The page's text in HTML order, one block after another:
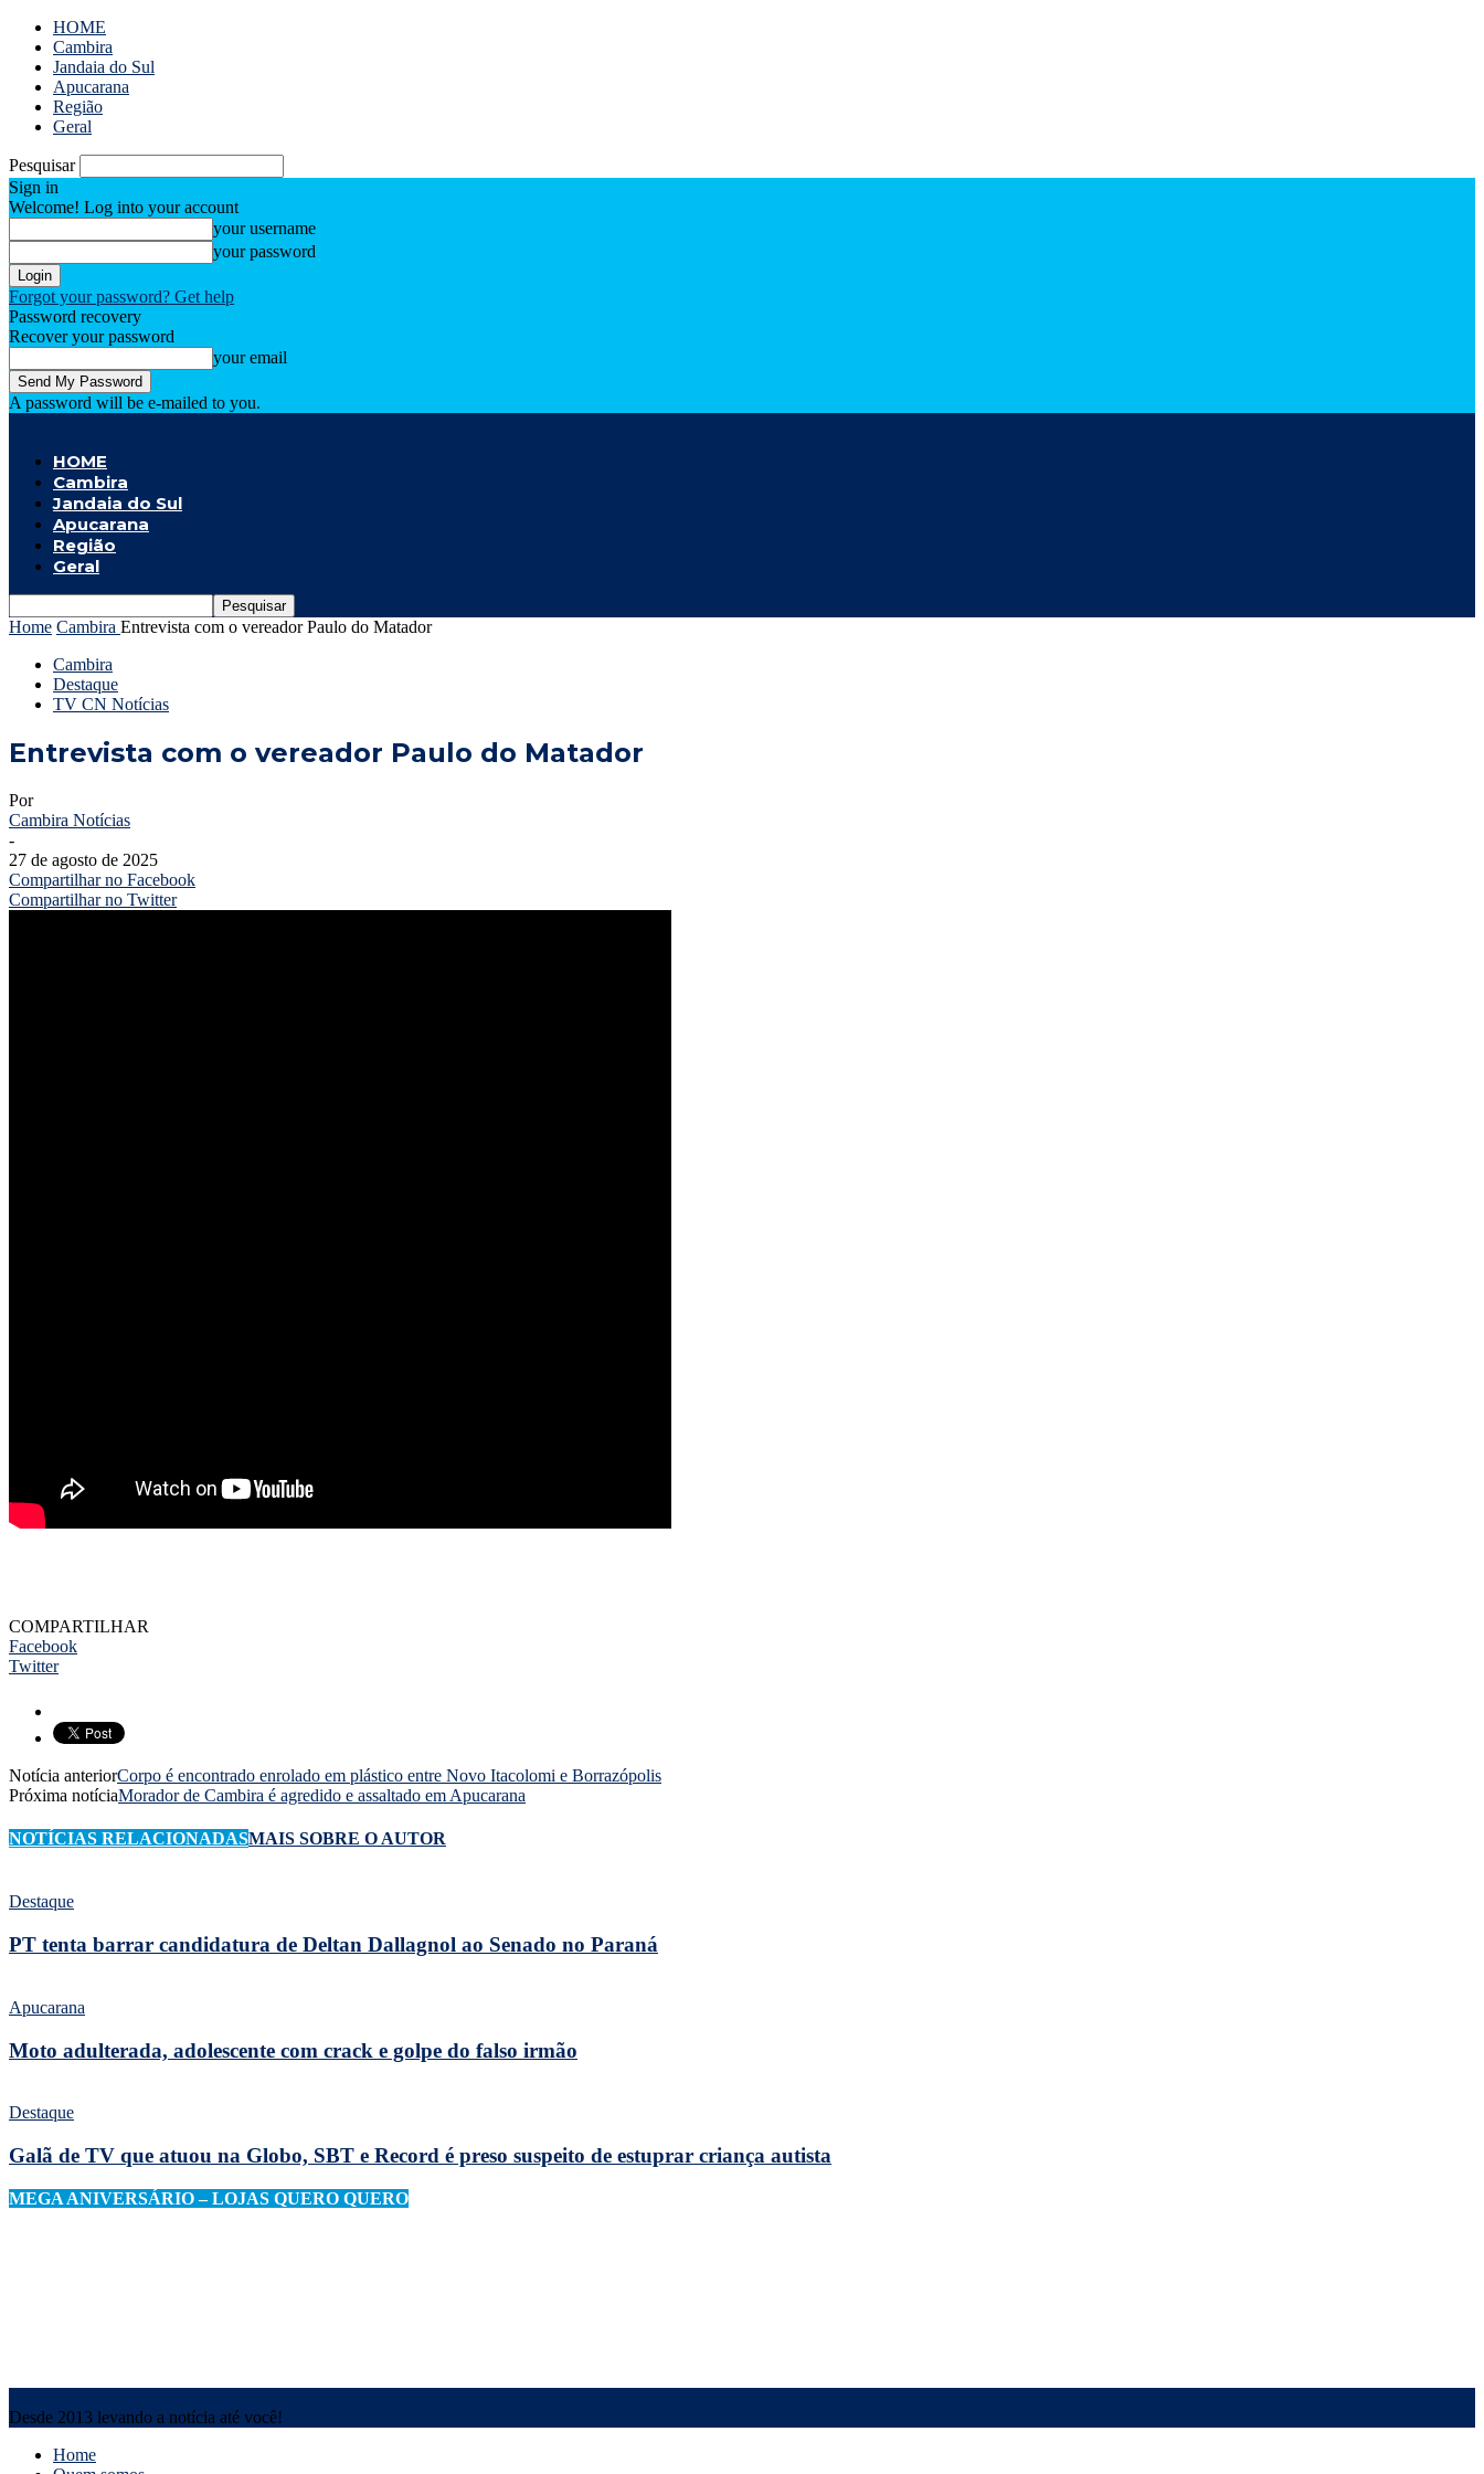
HOME
Cambira
Jandaia do Sul
Apucarana
Região
Geral
Pesquisar
Sign in
Welcome! Log into your account
your username
your password
Forgot your password? Get help
Password recovery
Recover your password
your email
A password will be e-mailed to you.
HOME
Cambira
Jandaia do Sul
Apucarana
Região
Geral
Home Cambira Entrevista com o vereador Paulo do Matador
Cambira
Destaque
TV CN Notícias
Entrevista com o vereador Paulo do Matador
Por
Cambira Notícias
-
27 de agosto de 2025
Compartilhar no Facebook
Compartilhar no Twitter
COMPARTILHAR
Facebook
Twitter
Notícia anteriorCorpo é encontrado enrolado em plástico entre Novo Itacolomi e Borrazópolis
Próxima notíciaMorador de Cambira é agredido e assaltado em Apucarana
NOTÍCIAS RELACIONADASMAIS SOBRE O AUTOR
Destaque
PT tenta barrar candidatura de Deltan Dallagnol ao Senado no Paraná
Apucarana
Moto adulterada, adolescente com crack e golpe do falso irmão
Destaque
Galã de TV que atuou na Globo, SBT e Record é preso suspeito de estuprar criança autista
MEGA ANIVERSÁRIO – LOJAS QUERO QUERO
Desde 2013 levando a notícia até você!
Home